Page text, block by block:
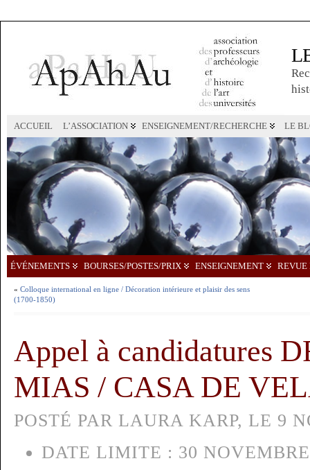
ACCUEIL L’ASSOCIATION ENSEIGNEMENT/RECHERCHE LE
ÉVÉNEMENTS BOURSES/POSTES/PRIX ENSEIGNEMENT REVUE
« Colloque international en ligne / Décoration intérieure et plaisir des sens
(1700-1850)
Appel à candidatures
MIAS / CASA DE
POSTÉ PAR LAURA KARP, LE 9
DATE LIMITE : 30 NOVEMBRE